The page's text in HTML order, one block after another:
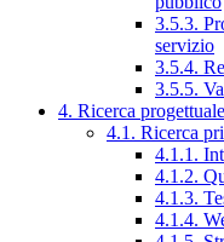
3.5.3.
servizio
3.5.4.
3.5.5.
4. Ricerca progettuale
4.1. Ricerca
4.1.1.
4.1.2.
4.1.3.
4.1.4.